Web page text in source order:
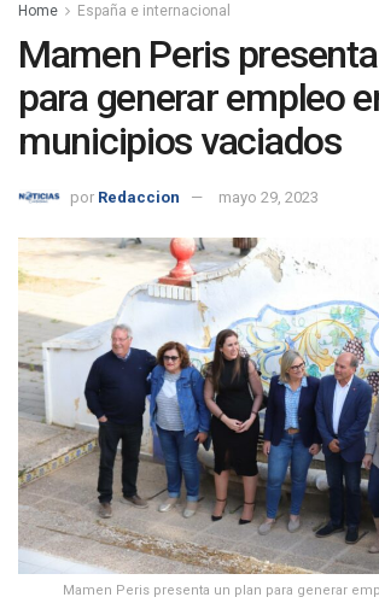
Home España e internacional
Mamen Peris
para generar empleo
municipios vaciados
por Redaccion mayo 29, 2023
Mamen Peris presenta un plan para generar